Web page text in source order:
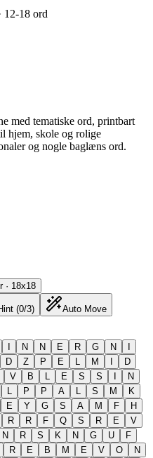
12-18 ord
med tematiske ord, printbart
hjem, skole og rolige
og nogle baglæns ord.
· 18x18
(0/3) Auto Move
I N N E R G N
I
D Z P E L M I
D
V B L E S S I
N
L P P A L S M
K
E Y G S A M F
H
R R F Q S R E
V
N R S K N G U
F
R E B M E V O
N